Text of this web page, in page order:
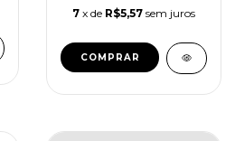
7 x de R$5,57 sem juros
COMPRAR